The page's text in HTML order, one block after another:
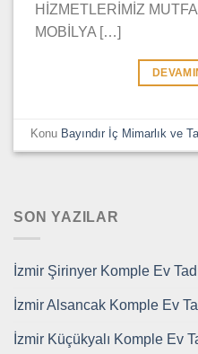
HİZMETLERİMİZ
MOBİLYA […]
Konu Bayındır İç Mimarlık ve
SON YAZILAR
İzmir Şirinyer Komple Ev
İzmir Alsancak Komple Ev
İzmir Küçükyalı Komple Ev